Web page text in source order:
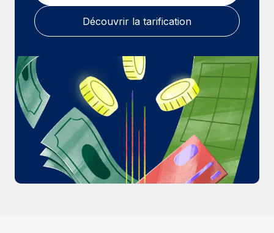
En savoir plus
Découvrir la tarification